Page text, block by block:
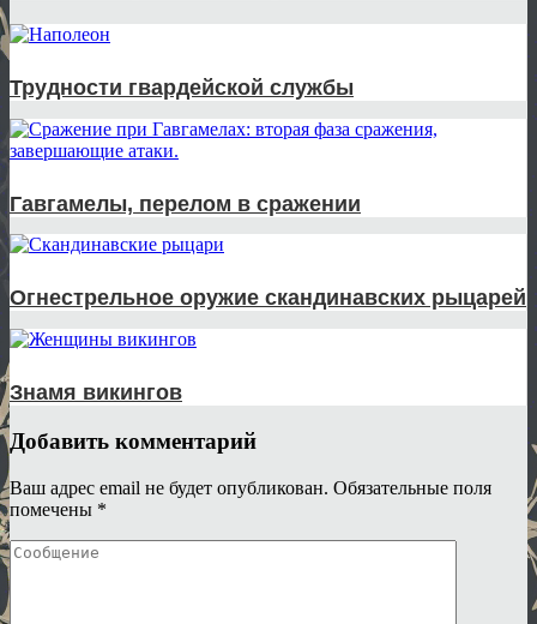
Трудности гвардейской службы
Гавгамелы, перелом в сражении
Огнестрельное оружие скандинавских рыцарей
Знамя викингов
Добавить комментарий
Ваш адрес email не будет опубликован. Обязательные поля
помечены *